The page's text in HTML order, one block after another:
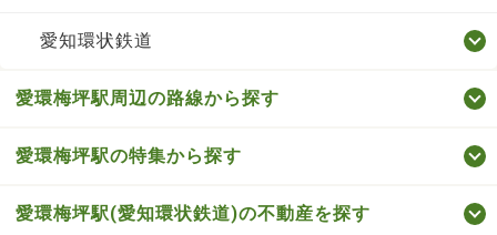
愛知環状鉄道
愛環梅坪駅周辺の路線から探す
愛環梅坪駅の特集から探す
愛環梅坪駅(愛知環状鉄道)の不動産を探す